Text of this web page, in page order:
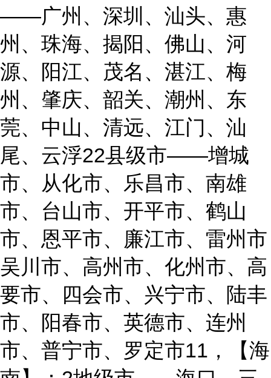
——广州、深圳、汕头、惠
州、珠海、揭阳、佛山、河
源、阳江、茂名、湛江、梅
州、肇庆、韶关、潮州、东
莞、中山、清远、江门、汕
尾、云浮22县级市——增城
市、从化市、乐昌市、南雄
市、台山市、开平市、鹤山
市、恩平市、廉江市、雷州市
吴川市、高州市、化州市、高
要市、四会市、兴宁市、陆丰
市、阳春市、英德市、连州
市、普宁市、罗定市11，【海